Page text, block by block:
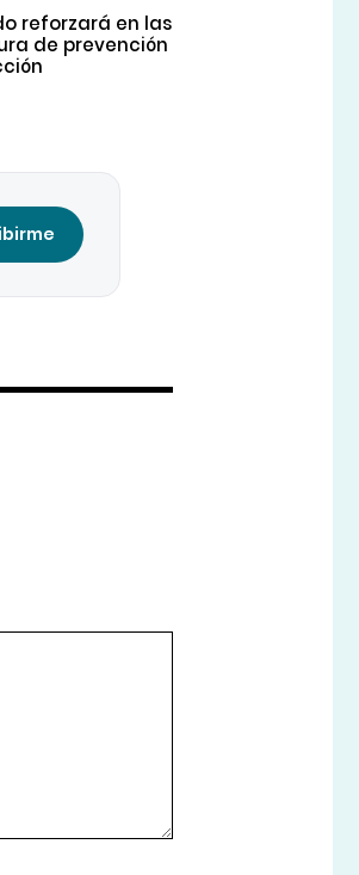
reforzará en las
de prevención